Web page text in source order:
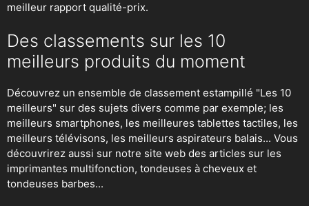
meilleur rapport qualité-prix.
Des classements sur les 10
meilleurs produits du moment
Découvrez un ensemble de classement estampillé "Les 10
meilleurs" sur des sujets divers comme par exemple; les
meilleurs smartphones, les meilleures tablettes tactiles, les
meilleurs télévisons, les meilleurs aspirateurs balais... Vous
découvrirez aussi sur notre site web des articles sur les
imprimantes multifonction, tondeuses à cheveux et
tondeuses barbes...